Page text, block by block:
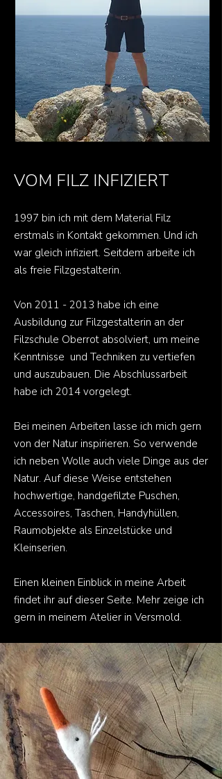
VOM FILZ INFIZIERT
1997 bin ich mit dem Material Filz
erstmals in Kontakt gekommen. Und ich
war gleich infiziert. Seitdem arbeite ich
als freie Filzgestalterin.
Von 2011 - 2013 habe ich eine
Ausbildung zur Filzgestalterin an der
Filzschule Oberrot absolviert, um meine
Kenntnisse und Techniken zu vertiefen
und auszubauen. Die Abschlussarbeit
habe ich 2014 vorgelegt.
Bei meinen Arbeiten lasse ich mich gern
von der Natur inspirieren. So verwende
ich neben Wolle auch viele Dinge aus der
Natur. Auf diese Weise entstehen
hochwertige, handgefilzte Puschen,
Accessoires, Taschen, Handyhüllen,
Raumobjekte als Einzelstücke und
Kleinserien.
Einen kleinen Einblick in meine Arbeit
findet ihr auf dieser Seite. Mehr zeige ich
gern in meinem Atelier in Versmold.